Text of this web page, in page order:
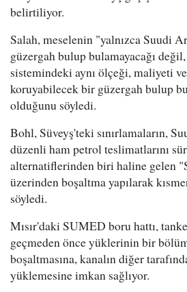
belirtiliyor.
Salah, meselenin "yalnızca Suudi
güzergah bulup bulamayacağı
sistemindeki aynı ölçeği, maliyeti
koruyabilecek bir güzergah bulup
olduğunu söyledi.
Bohl, Süveyş'teki sınırlamaların,
düzenli ham petrol teslimatlarını
alternatiflerinden biri haline gelen
üzerinden boşaltma yapılarak
söyledi.
Mısır'daki SUMED boru hattı,
geçmeden önce yüklerinin bir
boşaltmasına, kanalın diğer
yüklemesine imkan sağlıyor.